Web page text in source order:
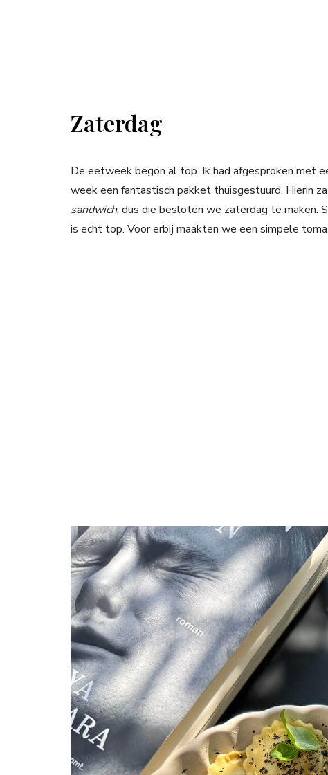
Zaterdag
De eetweek begon al top. Ik had afgesproken met
week een fantastisch pakket thuisgestuurd. Hierin
sandwich, dus die besloten we zaterdag te maken.
is echt top. Voor erbij maakten we een simpele